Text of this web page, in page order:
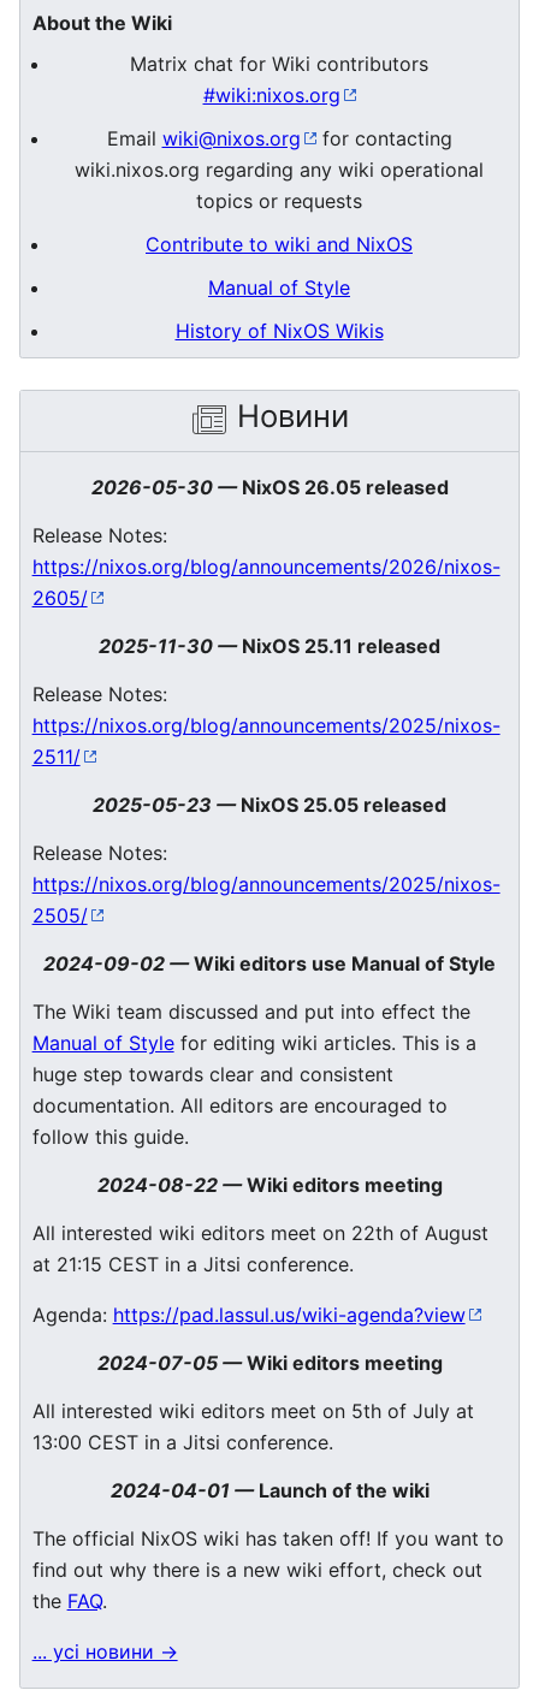
About the Wiki
Matrix chat for Wiki contributors
#wiki:nixos.org
Email wiki@nixos.org
for contacting
wiki.nixos.org regarding any wiki operational
topics or requests
Contribute to wiki and NixOS
Manual of Style
History of NixOS Wikis
Новини
2026-05-30— NixOS 26.05 released
Release Notes:
https://nixos.org/blog/announcements/2026/nixos-
2605/
2025-11-30 — NixOS 25.11 released
Release Notes:
https://nixos.org/blog/announcements/2025/nixos-
2511/
2025-05-23 — NixOS 25.05 released
Release Notes:
https://nixos.org/blog/announcements/2025/nixos-
2505/
2024-09-02 —Wiki editors use Manual of Style
The Wiki team discussed and put into effect the
Manual of Stylefor editing wiki articles. This is a
huge step towards clear and consistent
documentation. All editors are encouraged to
follow this guide.
2024-08-22—Wiki editors meeting
All interested wiki editors meet on 22th of August
at 21:15 CEST in a Jitsi conference.
Agenda: https://pad.lassul.us/wiki-agenda?view
2024-07-05—Wiki editors meeting
All interested wiki editors meet on 5th of July at
13:00 CEST in a Jitsi conference.
2024-04-01 — Launch of the wiki
The official NixOS wiki has taken off! If you want to
find out why there is a new wiki effort, check out
the FAQ.
... усі новини →